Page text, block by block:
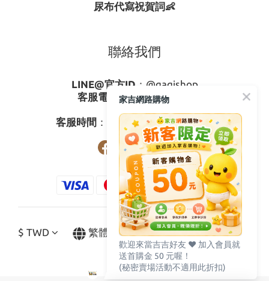
尿布代寫祝賀詞👶
聯絡我們
LINE@官方ID ： @gagishop
客服電話 ：0800-273795
客服時間 ：週一至週五08:30-17:30
$ TWD 繁體中文
家吉網路購物
歡迎來當吉吉好友 ♥️ 加入會員就
送首購金 50 元喔！
(秘密賣場活動不適用此折扣)